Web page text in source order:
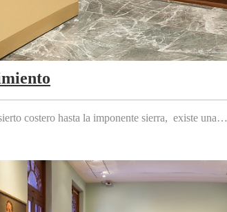
costero hasta la imponente sierra, existe una…